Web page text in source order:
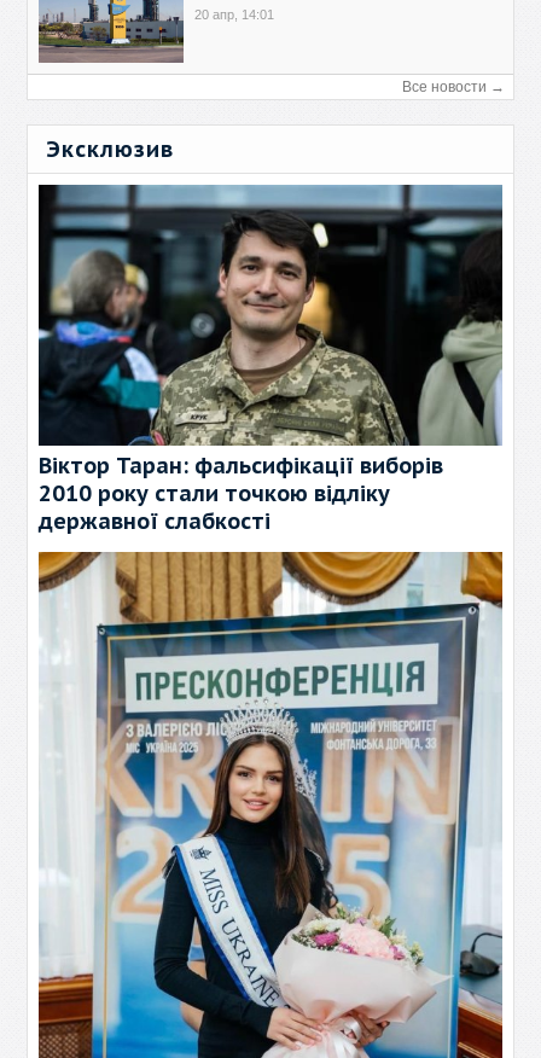
20 апр, 14:01
Все новости →
Эксклюзив
Віктор Таран: фальсифікації виборів
2010 року стали точкою відліку
державної слабкості